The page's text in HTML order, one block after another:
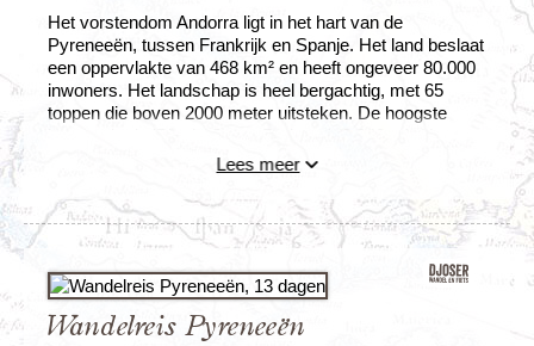
Het vorstendom Andorra ligt in het hart van de
Pyreneeën, tussen Frankrijk en Spanje. Het land beslaat
een oppervlakte van 468 km² en heeft ongeveer 80.000
inwoners. Het landschap is heel bergachtig, met 65
toppen die boven 2000 meter uitsteken. De hoogste
laagste punt bevindt zich aan de grens tussen Spanje en
wandelaars; de natuur is hier prachtig.
Lees meer
Wandelreis Pyreneeën